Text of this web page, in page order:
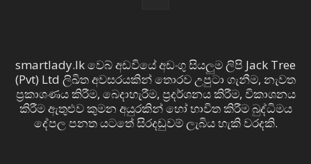
smartlady.lk වෙබ් අඩවියේ අඩංගු සියලුම ලිපි Jack Tree
(Pvt) Ltd ලිඛිත අවසරයකින් තොරව උපුටා ගැනීම, නැවත
ප්‍රකාශණය කිරීම, බෙදාහැරීම, ප්‍රදර්ශනය කිරීම, විකාශනය
කිරීම ඇතුළුව කුමන අයුරකින් හෝ භාවිත කිරීම බුද්ධිමය
දේපල පනත යටතේ සිරදඬුවම් ලැබිය හැකි වරදකි.